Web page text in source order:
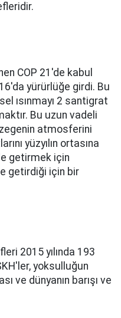
COP 21'de kabul
yürürlüğe girdi. Bu
ısınmayı 2 santigrat
Bu uzun vadeli
atmosferini
yüzyılın ortasına
getirmek için
getirdiği için bir
2015 yılında 193
yoksulluğun
ve dünyanın barışı ve